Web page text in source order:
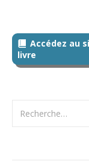
Accédez au
livre